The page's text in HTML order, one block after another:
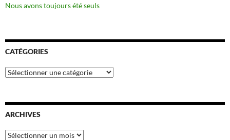
Nous avons toujours été seuls
CATÉGORIES
Catégories
ARCHIVES
Archives